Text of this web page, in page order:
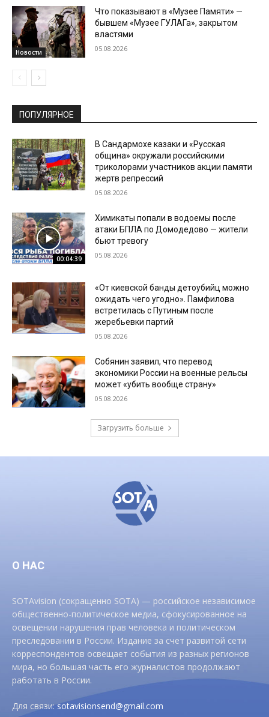
Новости
Что показывают в «Музее Памяти» —
бывшем «Музее ГУЛАГа», закрытом
властями
05.08.2026
ПОПУЛЯРНОЕ
В Сандармохе казаки и «Русская
община» окружали российскими
триколорами участников акции памяти
жертв репрессий
05.08.2026
00:04:39
Химикаты попали в водоемы после
атаки БПЛА по Домодедово — жители
бьют тревогу
05.08.2026
«От киевской банды детоубийц можно
ожидать чего угодно». Памфилова
встретилась с Путиным после
жеребьевки партий
05.08.2026
Собянин заявил, что перевод
экономики России на военные рельсы
может «убить вообще страну»
05.08.2026
Загрузить больше
О НАС
SOTAvision (сокращенно SOTA) — российское независимое
общественно-политическое медиа, сфокусированное на
освещении нарушения прав человека и политическом
преследовании в России. Издание за счет развитой сети
корреспондентов освещает события из разных регионов
мира, но большая часть его журналистов продолжают
работать в России.
Для связи:sotavisionsend@gmail.com